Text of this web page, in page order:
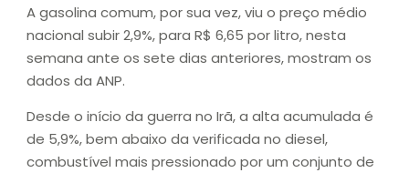
A gasolina comum, por sua vez, viu o preço médio
nacional subir 2,9%, para R$ 6,65 por litro, nesta
semana ante os sete dias anteriores, mostram os
dados da ANP.
Desde o início da guerra no Irã, a alta acumulada é
de 5,9%, bem abaixo da verificada no diesel,
combustível mais pressionado por um conjunto de